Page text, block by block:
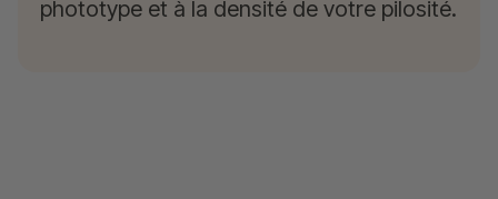
phototype et à la densité de votre pilosité.